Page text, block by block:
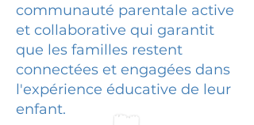
communauté parentale active
et collaborative qui garantit
que les familles restent
connectées et engagées dans
l'expérience éducative de leur
enfant.